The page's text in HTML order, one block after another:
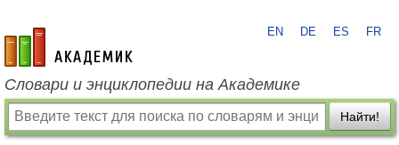
academic.ru
EN DE ES FR
Словари и энциклопедии на Академике
Найти!